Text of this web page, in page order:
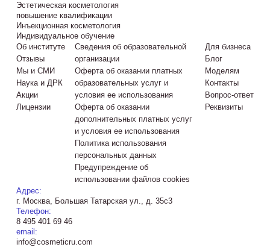
Эстетическая косметология
повышение квалификации
Инъекционная косметология
Индивидуальное обучение
Об институте
Отзывы
Мы и СМИ
Наука и ДРК
Акции
Лицензии
Сведения об образовательной
организации
Оферта об оказании платных
образовательных услуг и
условия ее использования
Оферта об оказании
дополнительных платных услуг
и условия ее использования
Политика использования
персональных данных
Предупреждение об
использовании файлов cookies
Для бизнеса
Блог
Моделям
Контакты
Вопрос-ответ
Реквизиты
Адрес:
г. Москва, Большая Татарская ул., д. 35с3
Телефон:
8 495 401 69 46
email:
info@cosmeticru.com